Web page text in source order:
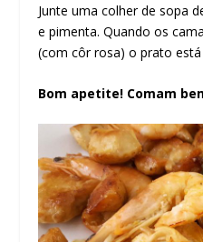
Junte uma colher de sopa
e pimenta. Quando os
(com côr rosa) o prato
Bom apetite! Comam